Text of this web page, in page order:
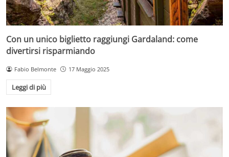
Con un unico biglietto raggiungi Gardaland: come
divertirsi risparmiando
Fabio Belmonte 17 Maggio 2025
Leggi di più